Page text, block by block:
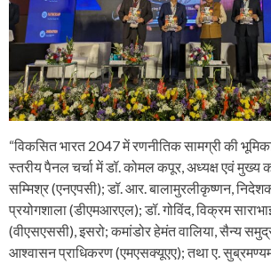
“विकसित भारत 2047 में रणनीतिक सामग्री की
स्तरीय पैनल चर्चा में डॉ. कोमल कपूर, अध्यक्ष एवं मुख्य
सम्मिश्र (एनएपसी); डॉ. आर. बालामुरलीकृष्णन,
प्रयोगशाला (डीएमआरएल); डॉ. गोविंद, विक्रम
(वीएसएससी), इसरो; कमांडोर हेमंत वालिया, सैन्य
आश्वासन प्राधिकरण (एमएसक्यूएए); तथा ए.